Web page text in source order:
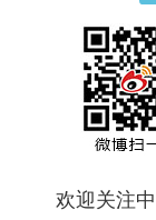
欢迎关注